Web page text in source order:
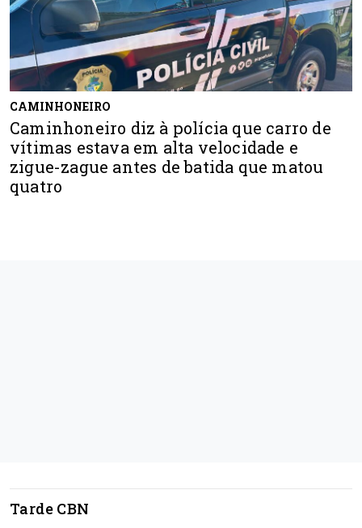
CAMINHONEIRO
Caminhoneiro diz à polícia que carro de
vítimas estava em alta velocidade e
zigue-zague antes de batida que matou
quatro
Tarde CBN